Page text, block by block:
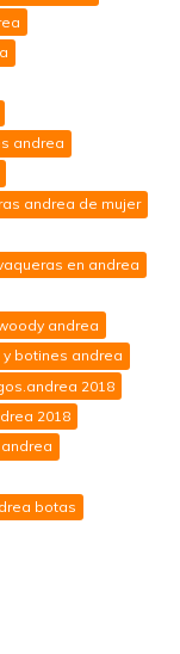
andrea
andrea de mujer
en andrea
andrea
botines andrea
2018
2018
botas